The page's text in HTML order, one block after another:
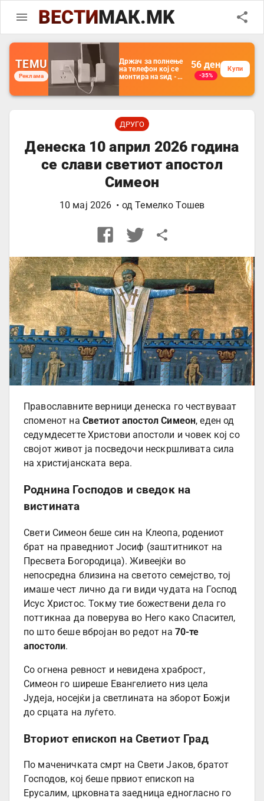
ВЕСТИМАК.MK
TEMU
Реклама
Држач за полнење
на телефон кој се
монтира на ѕид -
организатор за
далечински
управувач
56 ден
-35%
Купи
ДРУГО
Денеска 10 април 2026 година
се слави светиот апостол
Симеон
10 мај 2026 • одТемелко Тошев
Православните верници денеска го чествуваат
споменот на Светиот апостол Симеон, еден од
седумдесетте Христови апостоли и човек кој со
својот живот ја посведочи нескршливата сила
на христијанската вера.
Роднина Господов и сведок на
вистината
Свети Симеон беше син на Клеопа, родениот
брат на праведниот Јосиф (заштитникот на
Пресвета Богородица). Живеејќи во
непосредна близина на светото семејство, тој
имаше чест лично да ги види чудата на Господ
Исус Христос. Токму тие божествени дела го
поттикнаа да поверува во Него како Спасител,
по што беше вбројан во редот на 70-те
апостоли.
Со огнена ревност и невидена храброст,
Симеон го ширеше Евангелието низ цела
Јудеја, носејќи ја светлината на зборот Божји
до срцата на луѓето.
Вториот епископ на Светиот Град
По маченичката смрт на Свети Јаков, братот
Господов, кој беше првиот епископ на
Ерусалим, црковната заедница едногласно го